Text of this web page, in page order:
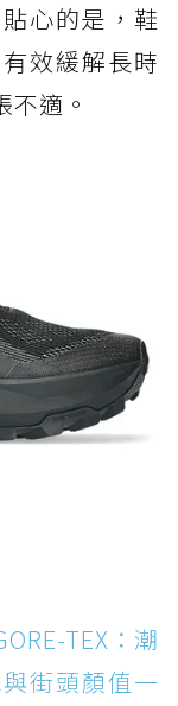
心的是，鞋
效緩解長時
適。
TEX：潮
街頭顏值一